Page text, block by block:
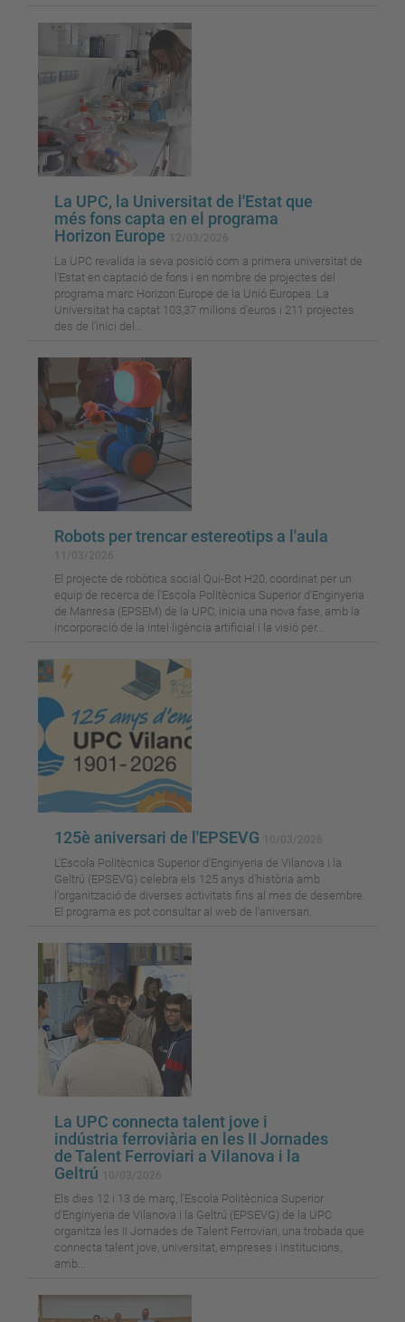
La UPC, la Universitat de l'Estat que
més fons capta en el programa
Horizon Europe
La UPC revalida la seva posició com a primera universitat de
l’Estat en captació de fons i en nombre de projectes del
programa marc Horizon Europe de la Unió Europea. La
Universitat ha captat 103,37 milions d’euros i 211 projectes
des de l’inici del...
Robots per trencar estereotips a l'aula
El projecte de robòtica social Qui-Bot H20, coordinat per un
equip de recerca de l'Escola Politècnica Superior d'Enginyeria
de Manresa (EPSEM) de la UPC, inicia una nova fase, amb la
incorporació de la intel·ligència artificial i la visió per...
125è aniversari de l'EPSEVG
L'Escola Politècnica Superior d'Enginyeria de Vilanova i la
Geltrú (EPSEVG) celebra els 125 anys d'història amb
l'organització de diverses activitats fins al mes de desembre.
El programa es pot consultar al web de l'aniversari.
La UPC connecta talent jove i
indústria ferroviària en les II Jornades
de Talent Ferroviari a Vilanova i la
Geltrú
Els dies 12 i 13 de març, l'Escola Politècnica Superior
d'Enginyeria de Vilanova i la Geltrú (EPSEVG) de la UPC
organitza les II Jornades de Talent Ferroviari, una trobada que
connecta talent jove, universitat, empreses i institucions,
amb...